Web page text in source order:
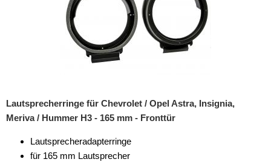
Lautsprecherringe für Chevrolet / Opel Astra, Insignia,
Meriva / Hummer H3 - 165 mm - Fronttür
Lautsprecheradapterringe
für 165 mm Lautsprecher